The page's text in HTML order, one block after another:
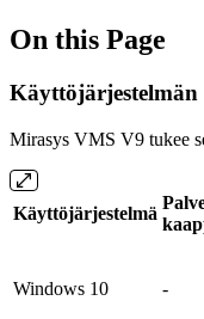
On this Page
Käyttöjärjestelmän
Mirasys VMS V9 tukee
Käyttöjärjestelmä
Windows 10 -